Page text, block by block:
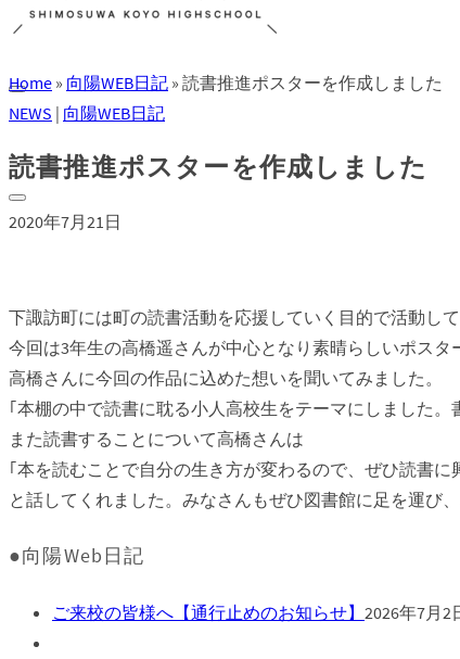
Home » 向陽WEB日記 » 読書推進ポスターを作成しました
NEWS | 向陽WEB日記
読書推進ポスターを作成しました
2020年7月21日
下諏訪町には町の読書活動を応援していく目的で活動し
今回は3年生の高橋遥さんが中心となり素晴らしいポス
高橋さんに今回の作品に込めた想いを聞いてみました。
｢本棚の中で読書に耽る小人高校生をテーマにしました
また読書することについて高橋さんは
｢本を読むことで自分の生き方が変わるので、ぜひ読書に
と話してくれました。みなさんもぜひ図書館に足を運び
●向陽Web日記
ご来校の皆様へ【通行止めのお知らせ】 2026年7月2